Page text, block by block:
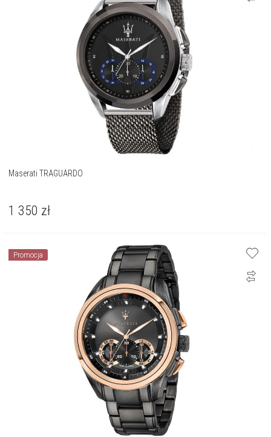
Maserati TRAGUARDO
1 350 zł
Promocja